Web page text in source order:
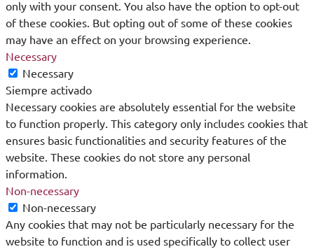
only with your consent. You also have the option to opt-out
of these cookies. But opting out of some of these cookies
may have an effect on your browsing experience.
Necessary
Necessary
Siempre activado
Necessary cookies are absolutely essential for the website
to function properly. This category only includes cookies that
ensures basic functionalities and security features of the
website. These cookies do not store any personal
information.
Non-necessary
Non-necessary
Any cookies that may not be particularly necessary for the
website to function and is used specifically to collect user